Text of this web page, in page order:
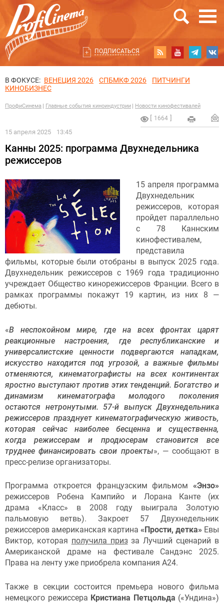
ПОДПИСАТЬСЯ
В ФОКУСЕ: ВЕНЕЦИЯ 2026 СПБМКФ 2026
ПИТЧИНГИ
КИНОБИЗНЕС
ПрофиСинема Главные события киноиндустрии Новости кинофестивалей
1664
15 апреля 2025 13:45
Канны 2025: программа Двухнедельника
режиссеров
15 апреля программа
Двухнедельник
режиссеров, которая
пройдет параллельно
с 78 Каннским
кинофестивалем,
представила
фильмы, которые были отобраны в выпуск 2025 года.
Двухнедельник режиссеров с 1969 года традиционно
учреждает Общество кинорежиссеров Франции. Всего в
рамках программы покажут 19 картин, из них 8 —
дебюты.
«В неспокойном мире, где на всех фронтах царят
реакционные настроения, где республиканские и
универсалистские ценности подвергаются нападкам,
искусство находится под угрозой, а важные фильмы
отменяются, кинематографисты на всех континентах
яростно выступают против этих тенденций. Богатство и
динамизм кинематографа молодого поколения
остаются нетронутыми. 57-й выпуск Двухнедельника
режиссеров празднует кинематографическую живость,
которая сейчас наиболее бесценна и существенна,
когда режиссерам и продюсерам становится все
труднее финансировать свои проекты», — сообщают в
пресс-релизе организаторы.
Программа откроется французским фильмом «Энзо»
режиссеров Робена Кампийо и Лорана Канте (их
драма «Класс» в 2008 году выиграла Золотую
пальмовую ветвь). Закроет 57 Двухнедельник
режиссеров американская картина «Прости, детка» Евы
Виктор, которая получила призза Лучший сценарий в
Американской драме на фестивале Сандэнс 2025.
Права на ленту уже приобрела компания A24.
Также в секции состоится премьера нового фильма
немецкого режиссера Кристиана Петцольда («Ундина»)